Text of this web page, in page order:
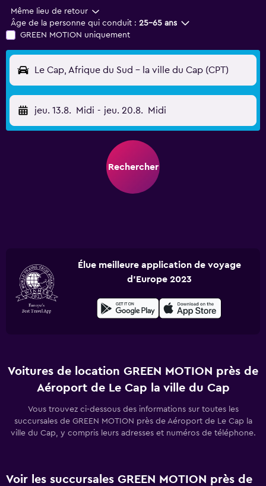
Même lieu de retour
Âge de la personne qui conduit : 25-65 ans
GREEN MOTION uniquement
Le Cap, Afrique du Sud - la ville du Cap (CPT)
jeu. 13.8. Midi - jeu. 20.8. Midi
Rechercher
Élue meilleure application de voyage
d'Europe 2023
Voitures de location GREEN MOTION près de
Aéroport de Le Cap la ville du Cap
Vous trouvez ci-dessous des informations sur toutes les
succursales de GREEN MOTION près de Aéroport de Le Cap la
ville du Cap, y compris leurs adresses et numéros de téléphone.
Voir les succursales GREEN MOTION près de